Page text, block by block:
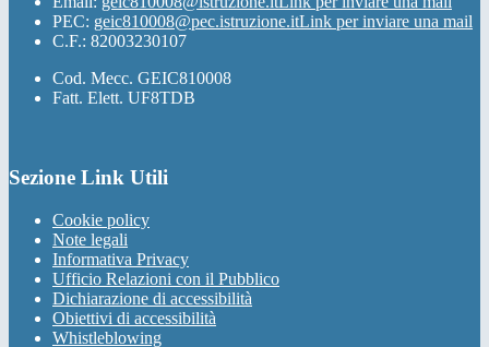
PEC: geic810008@pec.istruzione.itLink per inviare una mail
C.F.: 82003230107
Cod. Mecc. GEIC810008
Fatt. Elett. UF8TDB
Sezione Link Utili
Cookie policy
Note legali
Informativa Privacy
Ufficio Relazioni con il Pubblico
Dichiarazione di accessibilità
Obiettivi di accessibilità
Whistleblowing